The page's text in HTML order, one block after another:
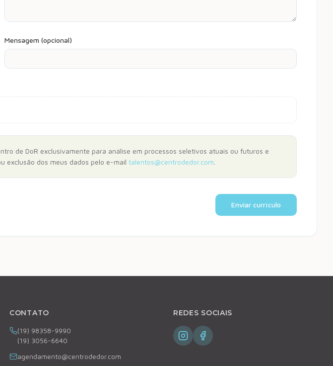
Mensagem (opcional)
de DoR exclusivamente para análise em processos seletivos atuais ou futuros e
exclusão dos meus dados pelo e-mail talentos@centrodedor.com
Enviar currículo
CONTATO
(19) 98358-9990
(19) 3056-6640
agendamento@centrodedor.com
REDES SOCIAIS